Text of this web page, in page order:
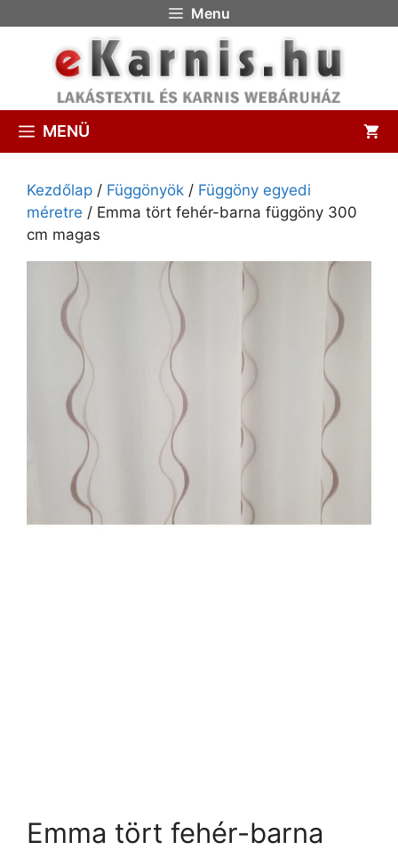
Menu
MENÜ
Kezdőlap / Függönyök / Függöny egyedi
méretre / Emma tört fehér-barna függöny 300
cm magas
Emma tört fehér-barna